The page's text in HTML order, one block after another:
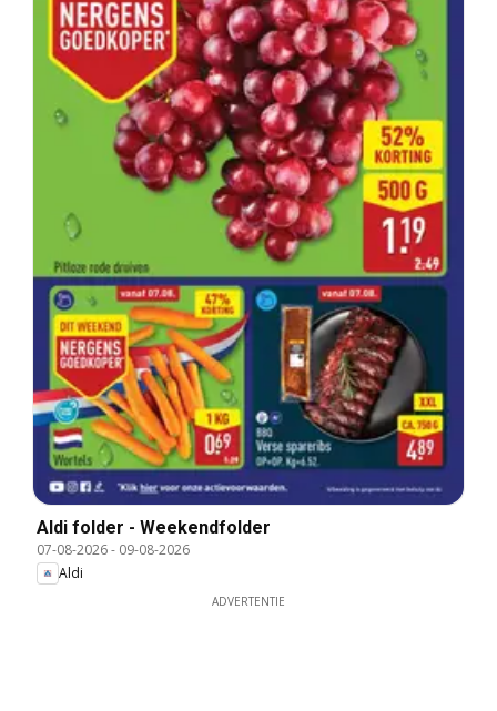
Aldi folder - Weekendfolder
07-08-2026- 09-08-2026
Aldi
ADVERTENTIE